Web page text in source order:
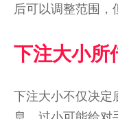
后可以调整范围，
下注大小所
下注大小不仅决定